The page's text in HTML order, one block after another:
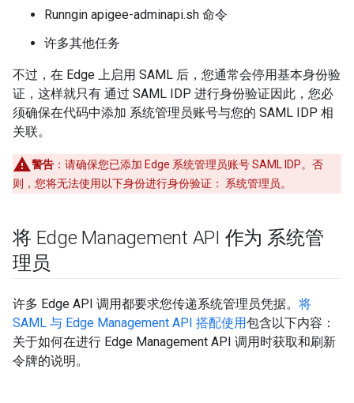
Runngin apigee-adminapi.sh 命令
许多其他任务
不过，在 Edge 上启用 SAML 后，您通常会停用基本身份验
证，这样就只有 通过 SAML IDP 进行身份验证因此，您必
须确保在代码中添加 系统管理员账号与您的 SAML IDP 相
关联。
警告 ：请确保您已添加 Edge 系统管理员账号 SAML IDP。否
则，您将无法使用以下身份进行身份验证： 系统管理员。
将 Edge Management API 作为 系统管
理员
许多 Edge API 调用都要求您传递系统管理员凭据。 将
SAML 与 Edge Management API 搭配使用包含以下内容：
关于如何在进行 Edge Management API 调用时获取和刷新
令牌的说明。